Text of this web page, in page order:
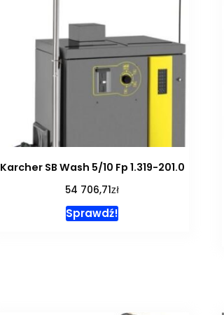
Karcher SB Wash 5/10 Fp 1.319-201.0
54 706,71zł
Sprawdź!